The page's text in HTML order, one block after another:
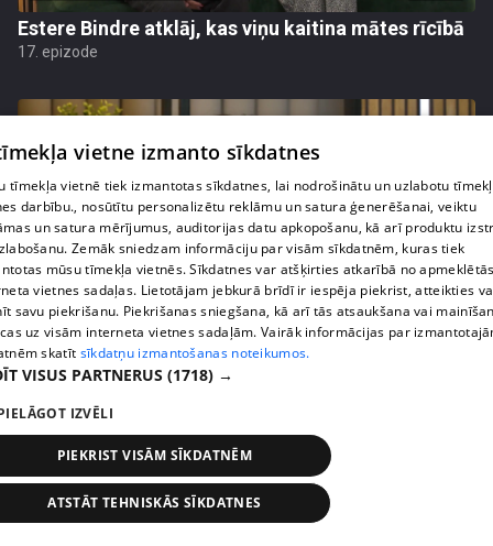
Estere Bindre atklāj, kas viņu kaitina mātes rīcībā
17. epizode
pirms 2 mēnešiem, 3 nedēļām 00:02:42
Zvanīt vai gaidīt zvanu? Dita Grauda par saziņas
17. epizode
vietne izmanto sīkdatnes
tīmekļa vietnē tiek izmantotas sīkdatnes, lai nodrošinātu un uzlabotu
darbību., nosūtītu personalizētu reklāmu un satura ģenerēšanai, veiktu
un satura mērījumus, auditorijas datu apkopošanu, kā arī produktu
Zemāk sniedzam informāciju par visām sīkdatnēm, kuras tiek
mūsu tīmekļa vietnēs. Sīkdatnes var atšķirties atkarībā no
vietnes sadaļas. Lietotājam jebkurā brīdī ir iespēja piekrist, atteikties
savu piekrišanu. Piekrišanas sniegšana, kā arī tās atsaukšana vai
uz visām interneta vietnes sadaļām. Vairāk informācijas par
skatīt sīkdatņu izmantošanas noteikumos.
VISUS PARTNERUS (1718) →
IZVĒLI
PIEKRIST VISĀM SĪKDATNĒM
ATSTĀT TEHNISKĀS SĪKDATNES